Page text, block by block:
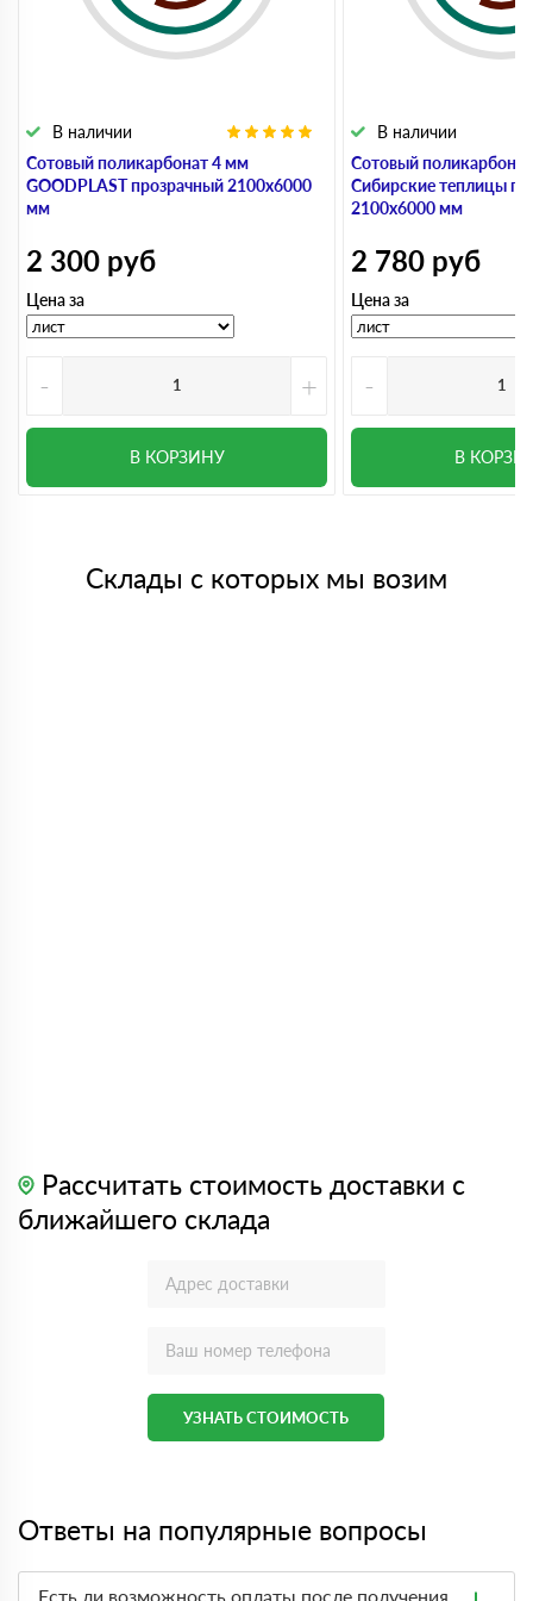
Сотовый поликарбонат 4 мм
GOODPLAST прозрачный 2100х6000
мм
В наличии
2 300 руб
Цена за
- +
В КОРЗИНУ
Сотовый
Сибирские теплицы
2100х6000 мм
В наличии
2 780 руб
Цена за
-
В
Склады с которых мы возим
Рассчитать стоимость доставки с
ближайшего склада
УЗНАТЬ СТОИМОСТЬ
Ответы на популярные вопросы
Есть ли возможность оплаты после получения